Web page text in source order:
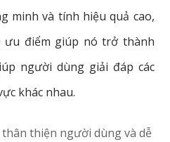
minh và tính hiệu quả cao,
ưu điểm giúp nó trở thành
người dùng giải đáp các
khác nhau.
thiện người dùng và dễ